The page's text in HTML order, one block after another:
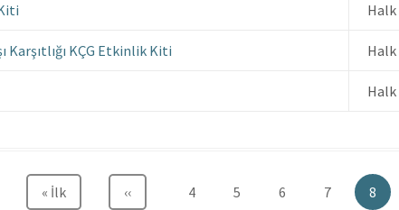
Halk
Karşıtlığı KÇG Etkinlik Kiti Halk
Halk
İlk
« İlk
Önceki
‹‹ Sayfa
4 Sayfa
5 Sayfa
6 Sayfa
7
Şu
8